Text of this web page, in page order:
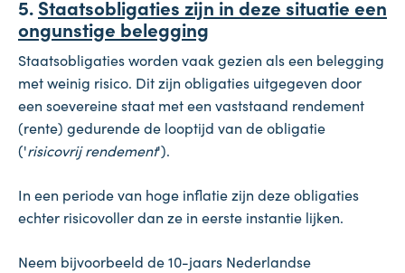
5. Staatsobligaties zijn in deze situatie een
ongunstige belegging
Staatsobligaties worden vaak gezien als een belegging
met weinig risico. Dit zijn obligaties uitgegeven door
een soevereine staat met een vaststaand rendement
(rente) gedurende de looptijd van de obligatie
('risicovrij rendement').
In een periode van hoge inflatie zijn deze obligaties
echter risicovoller dan ze in eerste instantie lijken.
Neem bijvoorbeeld de 10-jaars Nederlandse